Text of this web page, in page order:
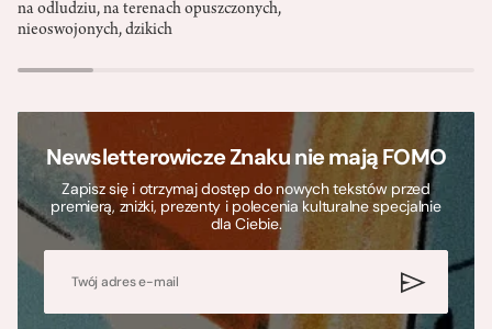
na odludziu, na terenach opuszczonych,
nieoswojonych, dzikich
Newsletterowicze Znaku nie mają FOMO
Zapisz się i otrzymaj dostęp do nowych tekstów przed
premierą, zniżki, prezenty i polecenia kulturalne specjalnie
dla Ciebie.